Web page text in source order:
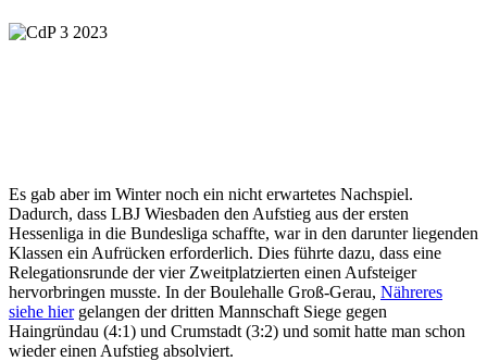
Es gab aber im Winter noch ein nicht erwartetes Nachspiel.
Dadurch, dass LBJ Wiesbaden den Aufstieg aus der ersten
Hessenliga in die Bundesliga schaffte, war in den darunter liegenden
Klassen ein Aufrücken erforderlich. Dies führte dazu, dass eine
Relegationsrunde der vier Zweitplatzierten einen Aufsteiger
hervorbringen musste. In der Boulehalle Groß-Gerau, Nähreres
siehe hiergelangen der dritten Mannschaft Siege gegen
Haingründau (4:1) und Crumstadt (3:2) und somit hatte man schon
wieder einen Aufstieg absolviert.